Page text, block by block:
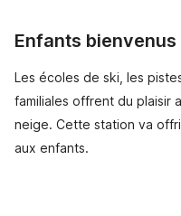
Enfants bienvenus
Les écoles de ski, les
familiales offrent du plaisir
neige. Cette station va
aux enfants.